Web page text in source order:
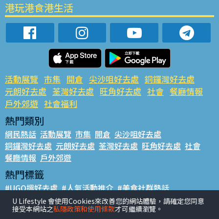
港玩港食港生活
活動展覽 市集 開倉 尖沙咀好去處 銅鑼灣好去處
元朗好去處 荃灣好去處 旺角好去處 社會 餐廳情報
戶外郊遊 社會福利
熱門類別
網民熱話 活動展覽 市集 開倉 尖沙咀好去處
銅鑼灣好去處 元朗好去處 荃灣好去處 旺角好去處 社會
餐廳情報 戶外郊遊
熱門標籤
#UGO搵好去處 #人氣活動推介 #美食社群熱話
#親子玩樂好去處 #ULifestyle應用程式 #限時搶
#UJetso禮物放送 #ULifestyle商戶中心 #著數
U Lifestyle 會使用Cookies來改善您的網站體驗，請確定您同意
接受本網站之私隱政策和使用條款才可繼續瀏覽。